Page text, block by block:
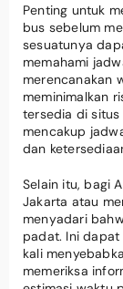
Penting untuk
bus sebelum
sesuatunya
memahami
merencanakan
meminimalkan
tersedia di
mencakup
dan
Selain itu, bagi
Jakarta atau
menyadari
padat. Ini
kali
memeriksa